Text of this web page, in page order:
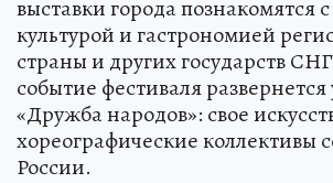
выставки города познакомятся
культурой и гастрономией
страны и других государств
событие фестиваля
«Дружба народов»: свое
хореографические коллективы
России.